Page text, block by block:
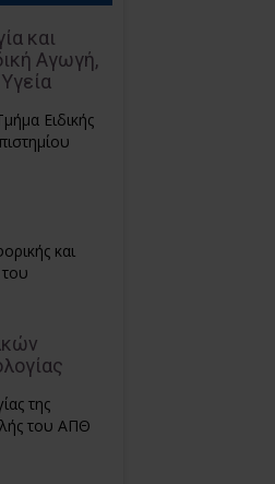
και
Αγωγή,
Ειδικής
και
της
του ΑΠΘ